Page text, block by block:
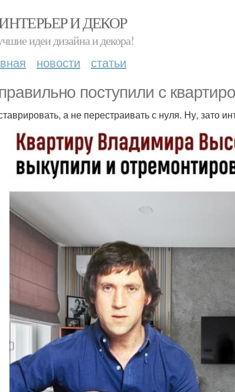
И ДЕКОР
идеи дизайна и декора!
новости статьи
поступили с
а не перестраивать с нуля. Ну, зато